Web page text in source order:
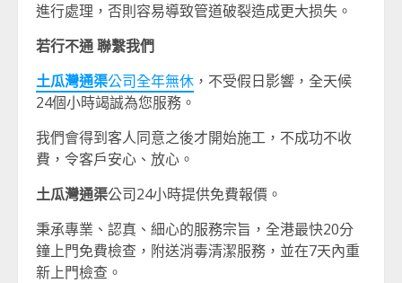
進行處理，否則容易導致管道破裂造成更大损失。
若行不通 聯繫我們
土瓜灣通渠公司全年無休 ，不受假日影響，全天候
24個小時竭誠為您服務。
我們會得到客人同意之後才開始施工，不成功不收
費，令客戶安心、放心。
土瓜灣通渠公司24小時提供免費報價。
秉承專業、認真、細心的服務宗旨，全港最快20分
鐘上門免費檢查，附送消毒清潔服務，並在7天內重
新上門檢查。